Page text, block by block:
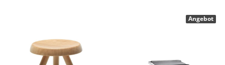
Outdoor-Leuchten
Angebot